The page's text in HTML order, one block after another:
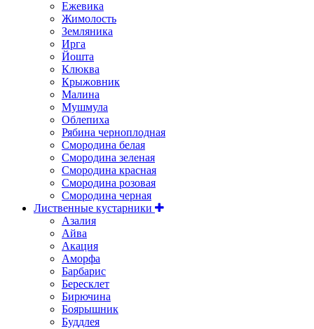
Ежевика
Жимолость
Земляника
Ирга
Йошта
Клюква
Крыжовник
Малина
Мушмула
Облепиха
Рябина черноплодная
Смородина белая
Смородина зеленая
Смородина красная
Смородина розовая
Смородина черная
Лиственные кустарники
Азалия
Айва
Акация
Аморфа
Барбарис
Бересклет
Бирючина
Боярышник
Буддлея